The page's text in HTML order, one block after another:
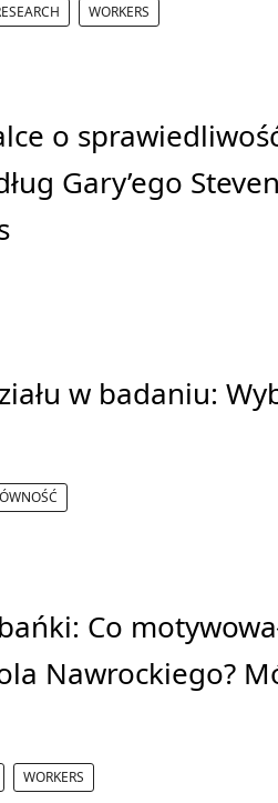
WORKERS
o
Gary’ego
w badaniu:
Co
Nawrockiego?
WORKERS